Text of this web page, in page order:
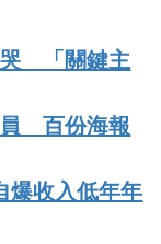
哭 「關鍵主
員 百份海報
收入低年年